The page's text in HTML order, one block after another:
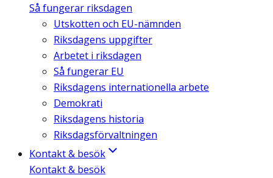
Så fungerar riksdagen
Utskotten och EU-nämnden
Riksdagens uppgifter
Arbetet i riksdagen
Så fungerar EU
Riksdagens internationella arbete
Demokrati
Riksdagens historia
Riksdagsförvaltningen
Kontakt & besök
Kontakt & besök